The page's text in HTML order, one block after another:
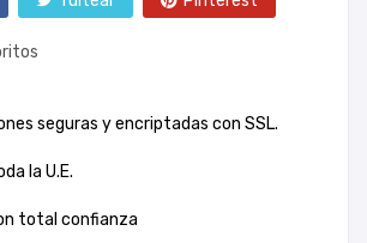
seguras y encriptadas con SSL.
la U.E.
total confianza